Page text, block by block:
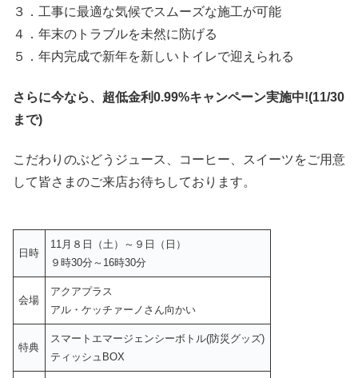
３．工事に最適な気候でスムーズな施工が可能
４．年末のトラブルを未然に防げる
５．年内完成で新年を新しいトイレで迎えられる
さらに今なら、超低金利0.99%キャンペーン実施中!(11/30
まで)
こだわりのぶどうジュース、コーヒー、スイーツをご用意
して皆さまのご来店お待ちしております。
日時
11月８日（土）～９日（日）
９時30分～16時30分
会場
アクアプラス
アル・ケッチァーノさん向かい
特典
スマートエマージェンシーボトル(防災グッズ)
ティッシュBOX